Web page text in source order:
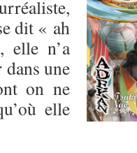
dit « ah
elle n’a
dans une
on ne
elle